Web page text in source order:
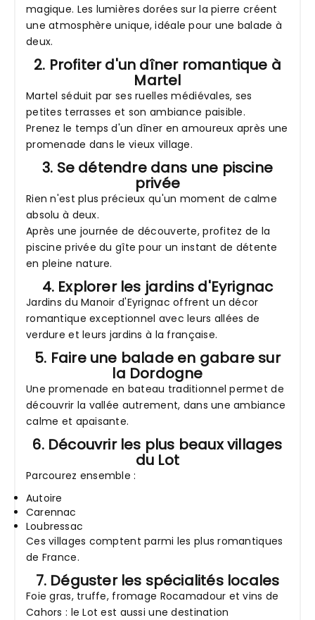
magique. Les lumières dorées sur la pierre créent
une atmosphère unique, idéale pour une balade à
deux.
2. Profiter d'un dîner romantique à
Martel
Martel séduit par ses ruelles médiévales, ses
petites terrasses et son ambiance paisible.
Prenez le temps d'un dîner en amoureux après une
promenade dans le vieux village.
3. Se détendre dans une piscine
privée
Rien n'est plus précieux qu'un moment de calme
absolu à deux.
Après une journée de découverte, profitez de la
piscine privée du gîte pour un instant de détente
en pleine nature.
4. Explorer les jardins d'Eyrignac
Jardins du Manoir d'Eyrignac offrent un décor
romantique exceptionnel avec leurs allées de
verdure et leurs jardins à la française.
5. Faire une balade en gabare sur
la Dordogne
Une promenade en bateau traditionnel permet de
découvrir la vallée autrement, dans une ambiance
calme et apaisante.
6. Découvrir les plus beaux villages
du Lot
Parcourez ensemble :
Autoire
Carennac
Loubressac
Ces villages comptent parmi les plus romantiques
de France.
7. Déguster les spécialités locales
Foie gras, truffe, fromage Rocamadour et vins de
Cahors : le Lot est aussi une destination